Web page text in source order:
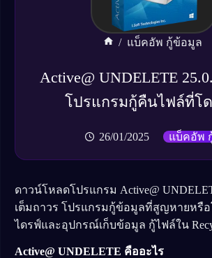
/ แบ็คอัพ กู้ข้อมูล
Active@ UNDELETE
โปรแกรมกู้คืนไฟล์ที่โ
26/01/2025 แบ็คอัพ
ดาวน์โหลดโปรแกรม Active@
เต็มถาวร โปรแกรมกู้ข้อมูลที่สูญหายหรื
ไดรฟ์และอุปกรณ์เก็บข้อมูล กู้ไฟล์ใน
Active@ UNDELETE คืออะไร